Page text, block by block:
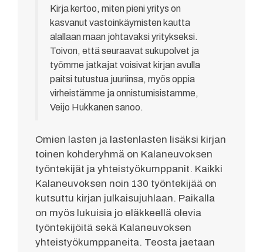
Kirja kertoo, miten pieni yritys on
kasvanut vastoinkäymisten kautta
alallaan maan johtavaksi yritykseksi.
Toivon, että seuraavat sukupolvet ja
työmme jatkajat voisivat kirjan avulla
paitsi tutustua juuriinsa, myös oppia
virheistämme ja onnistumisistamme,
Veijo Hukkanen sanoo.
Omien lasten ja lastenlasten lisäksi kirjan
toinen kohderyhmä on Kalaneuvoksen
työntekijät ja yhteistyökumppanit. Kaikki
Kalaneuvoksen noin 130 työntekijää on
kutsuttu kirjan julkaisujuhlaan. Paikalla
on myös lukuisia jo eläkkeellä olevia
työntekijöitä sekä Kalaneuvoksen
yhteistyökumppaneita. Teosta jaetaan